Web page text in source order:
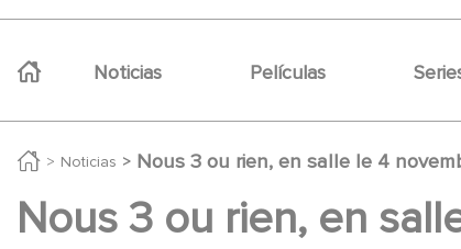
Noticias Películas
Noticias Nous 3 ou rien, en salle le 4
Nous 3 ou rien, en